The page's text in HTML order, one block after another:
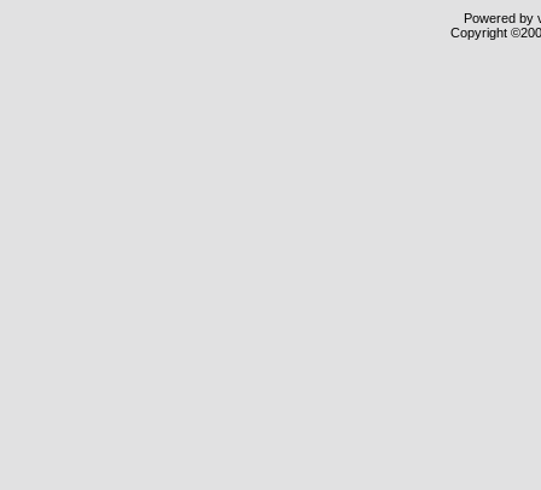
Powered by
Copyright